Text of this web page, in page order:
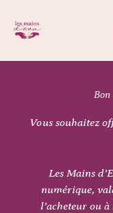
contenu
Bon
Vous souhaitez
Les Mains
numérique,
l’acheteur ou